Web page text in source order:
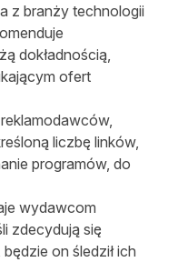
z branży technologii
dokładnością,
ofert
liczbę linków,
programów, do
wydawcom
zdecydują się
on śledził ich